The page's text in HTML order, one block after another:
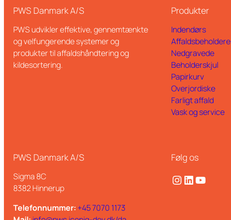
PWS Danmark A/S
PWS udvikler effektive, gennemtænkte
og velfungerende systemer og
produkter til affaldshåndtering og
kildesortering.
Produkter
Indendørs
Affaldsbeholdere
Nedgravede
Beholderskjul
Papirkurv
Overjordiske
Farligt affald
Vask og service
PWS Danmark A/S
Sigma 8C
8382 Hinnerup
Telefonnummer: +45 7070 1173
Følg os
Instagram LinkedIn YouTube